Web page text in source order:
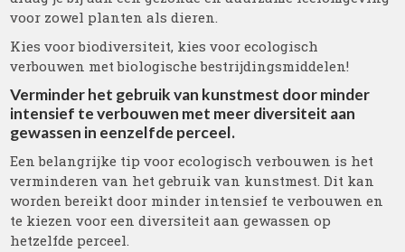
voor zowel planten als dieren.
Kies voor biodiversiteit, kies voor ecologisch
verbouwen met biologische bestrijdingsmiddelen!
Verminder het gebruik van kunstmest door minder
intensief te verbouwen met meer diversiteit aan
gewassen in eenzelfde perceel.
Een belangrijke tip voor ecologisch verbouwen is het
verminderen van het gebruik van kunstmest. Dit kan
worden bereikt door minder intensief te verbouwen en
te kiezen voor een diversiteit aan gewassen op
hetzelfde perceel.